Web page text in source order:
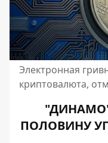
Электронная
криптовалюта,
ПОЛОВИНУ